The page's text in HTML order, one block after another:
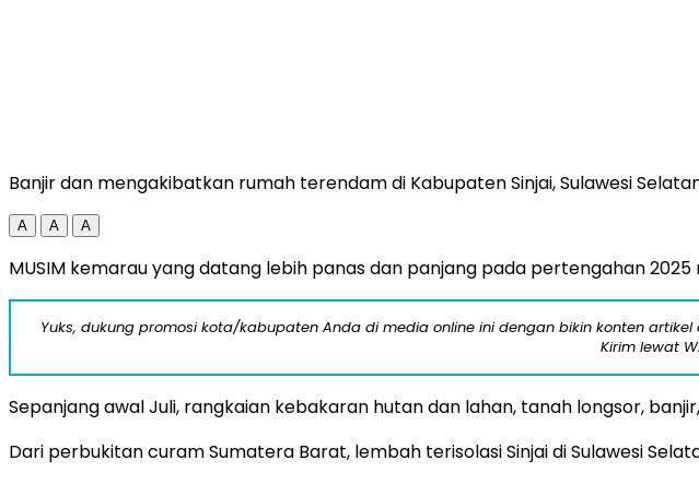
Banjir dan mengakibatkan rumah terendam di Kabupaten Sinjai, Sulawesi
A A A
MUSIM kemarau yang datang lebih panas dan panjang pada pertengahan
Yuks, dukung promosi kota/kabupaten Anda di media online ini dengan bikin konten
Kirim lewat
Sepanjang awal Juli, rangkaian kebakaran hutan dan lahan, tanah longsor,
Dari perbukitan curam Sumatera Barat, lembah terisolasi Sinjai di Sulawesi